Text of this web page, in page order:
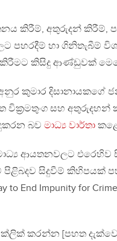
කිරීම්, අතුරුදන් කිරීම්,
හා ගිනිතැබීම්
කිසිදු ආණ්ඩුවක්
කුමාර දිසානායකගේ
සහ අතුරුදහන්
බව මාධ්‍ය වාර්තා
ආයතනවලට
සිදුවීම් කිහිපයක්
End Impunity for
ක්ලික් කරන්න [පහත